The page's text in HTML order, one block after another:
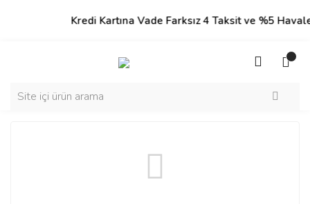
Kredi Kartına Vade Farksız 4 Taksit ve %5 Havale